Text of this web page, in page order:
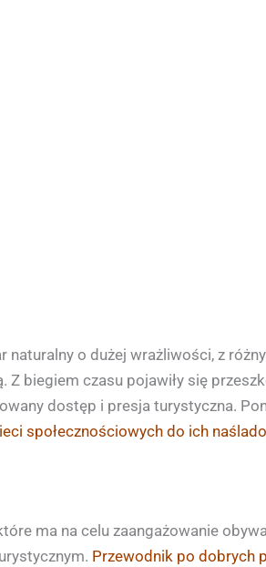
naturalny o dużej wrażliwości, z
biegiem czasu pojawiły się
dostęp i presja turystyczna.
społecznościowych do ich
ma na celu zaangażowanie
Przewodnik po dobrych